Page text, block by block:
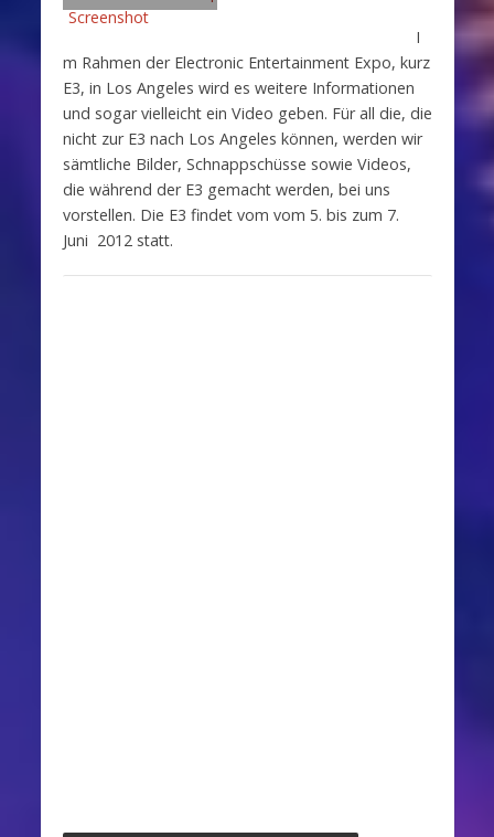
I
m Rahmen der Electronic Entertainment Expo, kurz
E3, in Los Angeles wird es weitere Informationen
und sogar vielleicht ein Video geben. Für all die, die
nicht zur E3 nach Los Angeles können, werden wir
sämtliche Bilder, Schnappschüsse sowie Videos,
die während der E3 gemacht werden, bei uns
vorstellen. Die E3 findet vom vom 5. bis zum 7.
Juni 2012 statt.